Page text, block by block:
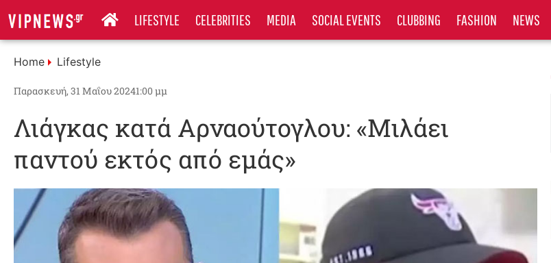
LIFESTYLE CELEBRITIES MEDIA SOCIAL EVENTS CLUBBING FASHION NEWS
Home Lifestyle
Παρασκευή, 31 Μαΐου 20241:00 μμ
Λιάγκας κατά Αρναούτογλου: «Μιλάει
παντού εκτός από εμάς»